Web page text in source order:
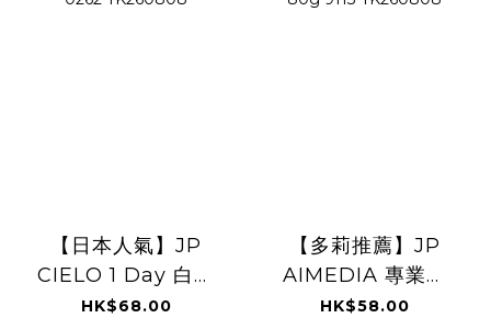
【日本人氣】JP
CIELO 1 Day 白髮
補染梳 啡黑色
HK$68.00
【多莉推薦】JP
AIMEDIA 專業除
霉啫哩 80g 9113
HK$58.00